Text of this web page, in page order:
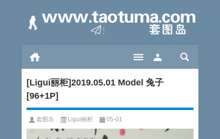
[Ligui丽柜]2019.05.01 Model 兔子
[96+1P]
套图岛 Ligui丽柜 05-01